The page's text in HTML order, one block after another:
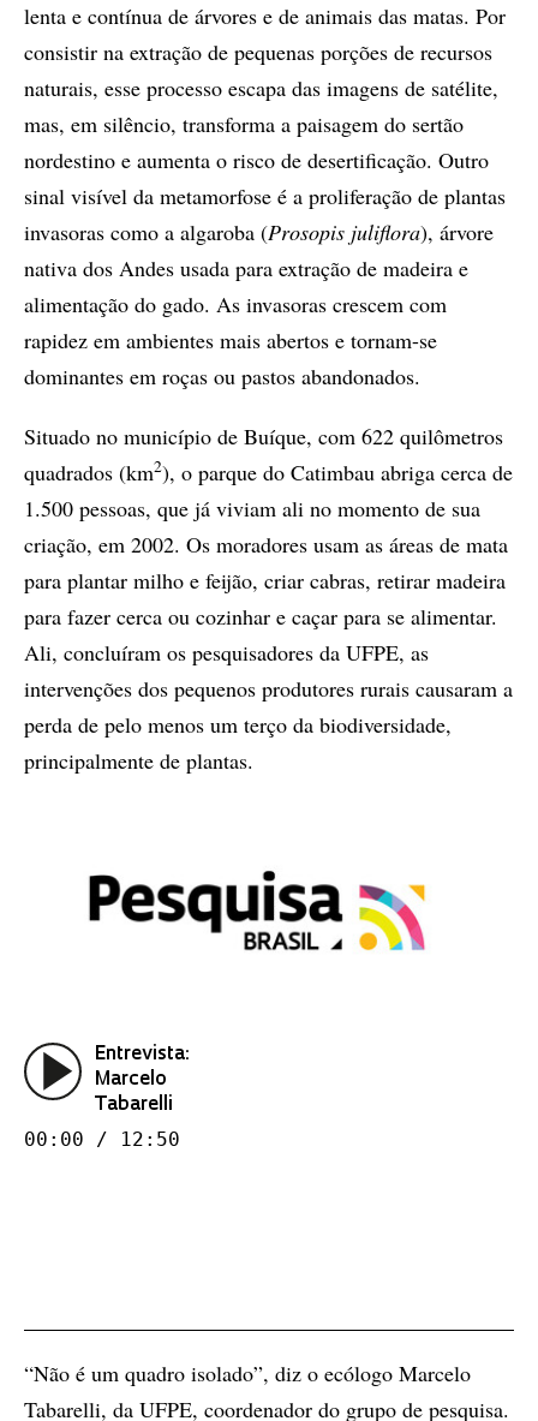
lenta e contínua de árvores e de animais das matas. Por
consistir na extração de pequenas porções de recursos
naturais, esse processo escapa das imagens de satélite,
mas, em silêncio, transforma a paisagem do sertão
nordestino e aumenta o risco de desertificação. Outro
sinal visível da metamorfose é a proliferação de plantas
invasoras como a algaroba (Prosopis juliflora), árvore
nativa dos Andes usada para extração de madeira e
alimentação do gado. As invasoras crescem com
rapidez em ambientes mais abertos e tornam-se
dominantes em roças ou pastos abandonados.
Situado no município de Buíque, com 622 quilômetros
quadrados (km2), o parque do Catimbau abriga cerca de
1.500 pessoas, que já viviam ali no momento de sua
criação, em 2002. Os moradores usam as áreas de mata
para plantar milho e feijão, criar cabras, retirar madeira
para fazer cerca ou cozinhar e caçar para se alimentar.
Ali, concluíram os pesquisadores da UFPE, as
intervenções dos pequenos produtores rurais causaram a
perda de pelo menos um terço da biodiversidade,
principalmente de plantas.
Entrevista:
Marcelo
Tabarelli
00:00 / 12:50
“Não é um quadro isolado”, diz o ecólogo Marcelo
Tabarelli, da UFPE, coordenador do grupo de pesquisa.